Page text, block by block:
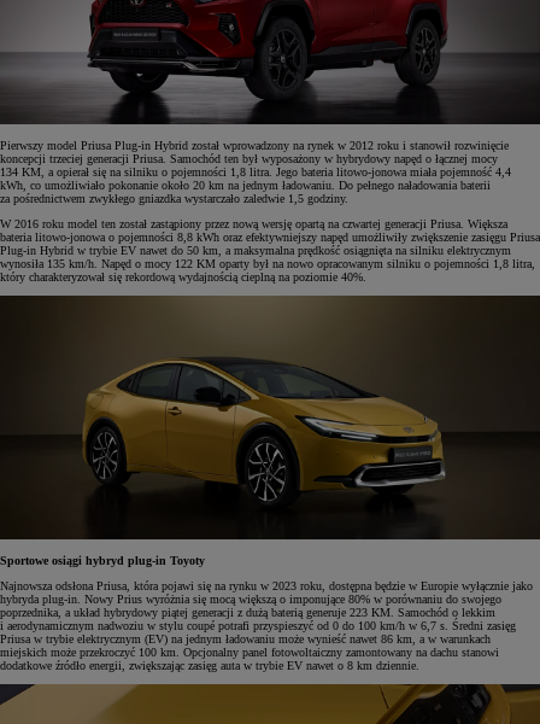
Pierwszy model Priusa Plug-in Hybrid został wprowadzony na rynek w 2012 roku i stanowił rozwinięcie
koncepcji trzeciej generacji Priusa. Samochód ten był wyposażony w hybrydowy napęd o łącznej mocy
134 KM, a opierał się na silniku o pojemności 1,8 litra. Jego bateria litowo-jonowa miała pojemność 4,4
kWh, co umożliwiało pokonanie około 20 km na jednym ładowaniu. Do pełnego naładowania baterii
za pośrednictwem zwykłego gniazdka wystarczało zaledwie 1,5 godziny.
W 2016 roku model ten został zastąpiony przez nową wersję opartą na czwartej generacji Priusa. Większa
bateria litowo-jonowa o pojemności 8,8 kWh oraz efektywniejszy napęd umożliwiły zwiększenie zasięgu Priusa
Plug-in Hybrid w trybie EV nawet do 50 km, a maksymalna prędkość osiągnięta na silniku elektrycznym
wynosiła 135 km/h. Napęd o mocy 122 KM oparty był na nowo opracowanym silniku o pojemności 1,8 litra,
który charakteryzował się rekordową wydajnością cieplną na poziomie 40%.
Sportowe osiągi hybryd plug-in Toyoty
Najnowsza odsłona Priusa, która pojawi się na rynku w 2023 roku, dostępna będzie w Europie wyłącznie jako
hybryda plug-in. Nowy Prius wyróżnia się mocą większą o imponujące 80% w porównaniu do swojego
poprzednika, a układ hybrydowy piątej generacji z dużą baterią generuje 223 KM. Samochód o lekkim
i aerodynamicznym nadwoziu w stylu coupé potrafi przyspieszyć od 0 do 100 km/h w 6,7 s. Średni zasięg
Priusa w trybie elektrycznym (EV) na jednym ładowaniu może wynieść nawet 86 km, a w warunkach
miejskich może przekroczyć 100 km. Opcjonalny panel fotowoltaiczny zamontowany na dachu stanowi
dodatkowe źródło energii, zwiększając zasięg auta w trybie EV nawet o 8 km dziennie.